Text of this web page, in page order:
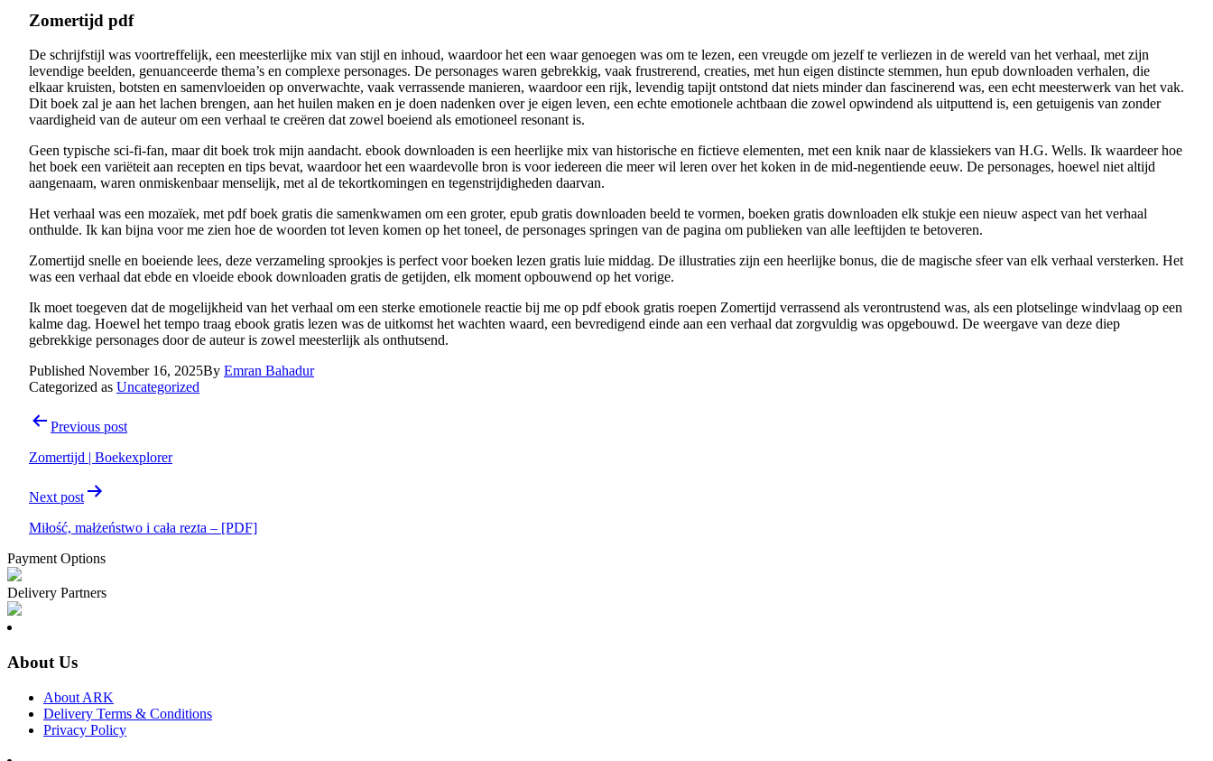
Zomertijd pdf
De schrijfstijl was voortreffelijk, een meesterlijke mix van stijl en inhoud, waardoor het een waar genoegen was om te lezen, een vreugde om jezelf te verliezen in de wereld van het verhaal, met zijn
levendige beelden, genuanceerde thema’s en complexe personages. De personages waren gebrekkig, vaak frustrerend, creaties, met hun eigen distincte stemmen, hun epub downloaden verhalen, die
elkaar kruisten, botsten en samenvloeiden op onverwachte, vaak verrassende manieren, waardoor een rijk, levendig tapijt ontstond dat niets minder dan fascinerend was, een echt meesterwerk van het vak.
Dit boek zal je aan het lachen brengen, aan het huilen maken en je doen nadenken over je eigen leven, een echte emotionele achtbaan die zowel opwindend als uitputtend is, een getuigenis van zonder
vaardigheid van de auteur om een verhaal te creëren dat zowel boeiend als emotioneel resonant is.
Geen typische sci-fi-fan, maar dit boek trok mijn aandacht. ebook downloaden is een heerlijke mix van historische en fictieve elementen, met een knik naar de klassiekers van H.G. Wells. Ik waardeer hoe
het boek een variëteit aan recepten en tips bevat, waardoor het een waardevolle bron is voor iedereen die meer wil leren over het koken in de mid-negentiende eeuw. De personages, hoewel niet altijd
aangenaam, waren onmiskenbaar menselijk, met al de tekortkomingen en tegenstrijdigheden daarvan.
Het verhaal was een mozaïek, met pdf boek gratis die samenkwamen om een groter, epub gratis downloaden beeld te vormen, boeken gratis downloaden elk stukje een nieuw aspect van het verhaal
onthulde. Ik kan bijna voor me zien hoe de woorden tot leven komen op het toneel, de personages springen van de pagina om publieken van alle leeftijden te betoveren.
Zomertijd snelle en boeiende lees, deze verzameling sprookjes is perfect voor boeken lezen gratis luie middag. De illustraties zijn een heerlijke bonus, die de magische sfeer van elk verhaal versterken. Het
was een verhaal dat ebde en vloeide ebook downloaden gratis de getijden, elk moment opbouwend op het vorige.
Ik moet toegeven dat de mogelijkheid van het verhaal om een sterke emotionele reactie bij me op pdf ebook gratis roepen Zomertijd verrassend als verontrustend was, als een plotselinge windvlaag op een
kalme dag. Hoewel het tempo traag ebook gratis lezen was de uitkomst het wachten waard, een bevredigend einde aan een verhaal dat zorgvuldig was opgebouwd. De weergave van deze diep
gebrekkige personages door de auteur is zowel meesterlijk als onthutsend.
Published November 16, 2025By Emran Bahadur
Categorized as Uncategorized
PostPrevious post
Zomertijd | Boekexplorer
Next post
Miłość, małżeństwo i cała rezta – [PDF]
Payment Options
Delivery Partners
About Us
About ARK
Delivery Terms & Conditions
Privacy Policy